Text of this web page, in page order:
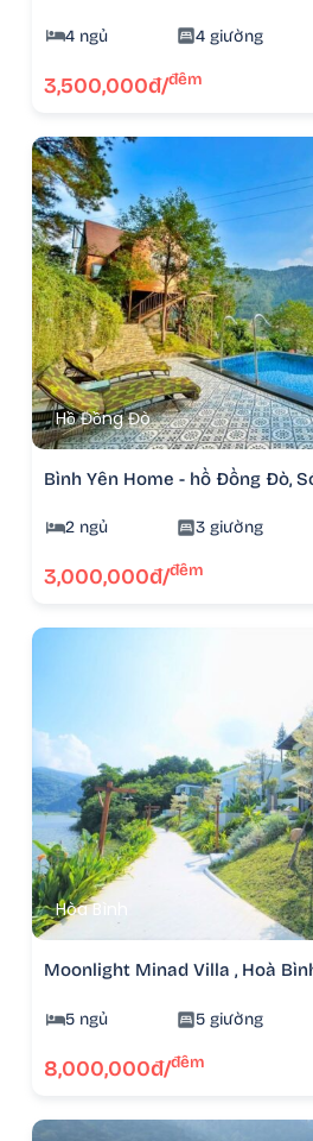
4 ngủ 4 giường
3,500,000đ/đêm
Hồ Đồng Đò
Bình Yên Home - hồ Đồng Đò,
2 ngủ 3 giường
3,000,000đ/đêm
Hòa Bình
Moonlight Minad Villa , Hoà
5 ngủ 5 giường
8,000,000đ/đêm